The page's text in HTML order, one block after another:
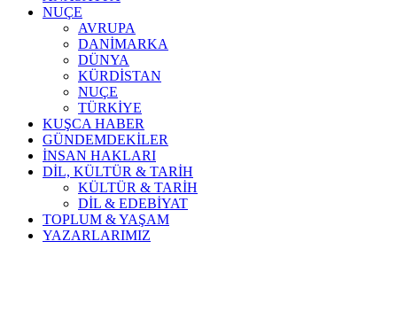
NUÇE
AVRUPA
DANİMARKA
DÜNYA
KÜRDİSTAN
NUÇE
TÜRKİYE
KUŞCA HABER
GÜNDEMDEKİLER
İNSAN HAKLARI
DİL, KÜLTÜR & TARİH
KÜLTÜR & TARİH
DİL & EDEBİYAT
TOPLUM & YAŞAM
YAZARLARIMIZ